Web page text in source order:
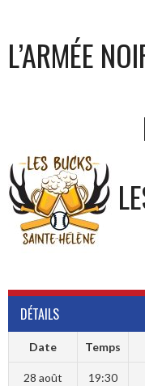
L’ARMÉE
DÉTAILS
Date Temps
28 août
19:30